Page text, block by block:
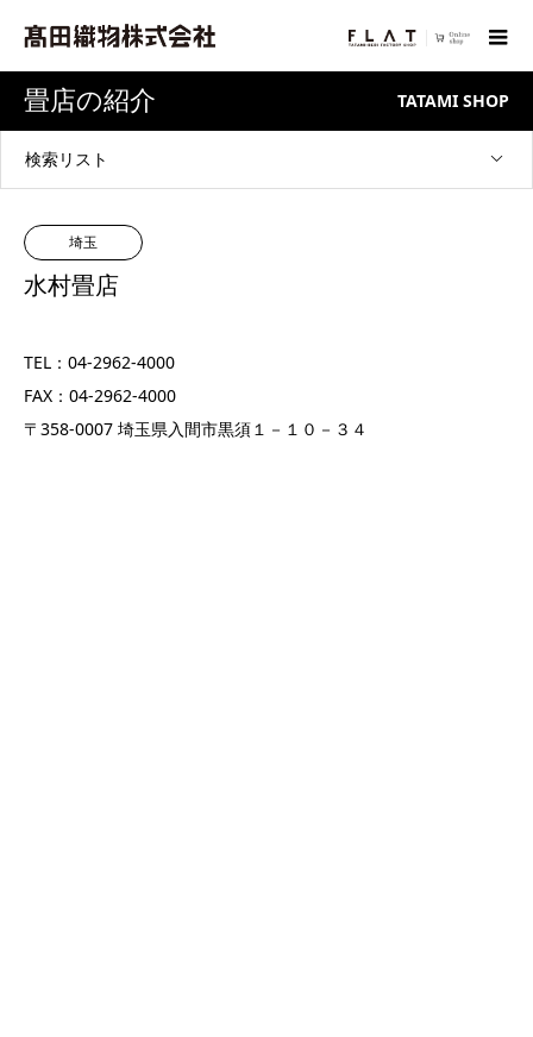
畳店の紹介 TATAMI SHOP
検索リスト
埼玉
水村畳店
TEL：04-2962-4000
FAX：04-2962-4000
〒358-0007 埼玉県入間市黒須１－１０－３４